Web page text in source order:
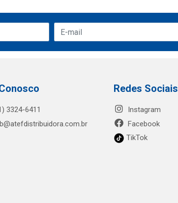
3324-6411
Redes Sociais
Instagram
Facebook
TikTok